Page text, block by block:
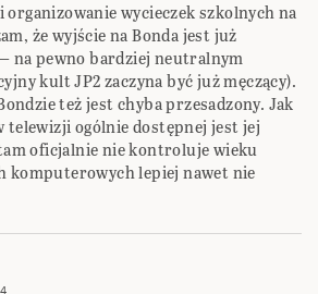
wycieczek szkolnych na
że wyjście na Bonda jest już
na pewno bardziej neutralnym
kult JP2 zaczyna być już męczący).
też jest chyba przesadzony. Jak
telewizji ogólnie dostępnej jest jej
oficjalnie nie kontroluje wieku
komputerowych lepiej nawet nie